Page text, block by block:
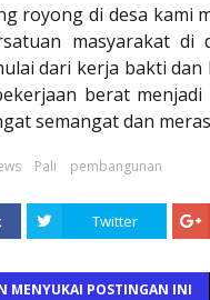
royong di desa kami
masyarakat
dari kerja bakti
berat
semangat dan
Pali pembangunan
Twitter
MENYUKAI POSTINGAN INI